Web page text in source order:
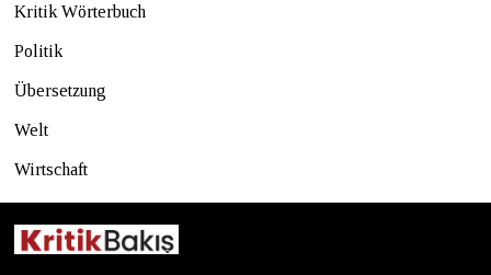
Kritik Wörterbuch
Politik
Übersetzung
Welt
Wirtschaft